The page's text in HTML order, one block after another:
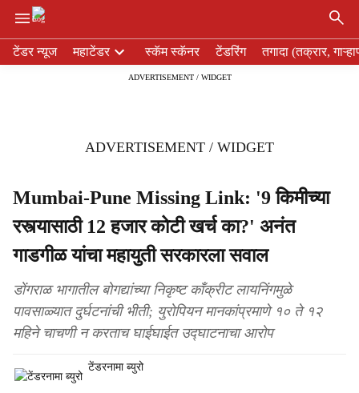
e
टेंडर न्यूज महाटेंडर स्कॅम स्कॅनर टेंडरिंग तगादा (तक्रार,
ADVERTISEMENT / WIDGET
ADVERTISEMENT / WIDGET
Mumbai-Pune Missing Link: '9 किमीच्या
रस्त्यासाठी 12 हजार कोटी खर्च का?' अनंत
गाडगीळ यांचा महायुती सरकारला सवाल
डोंगराळ भागातील बोगद्यांच्या निकृष्ट काँक्रीट लायनिंगमुळे
पावसाळ्यात दुर्घटनांची भीती; युरोपियन मानकांप्रमाणे १० ते १२
महिने चाचणी न करताच घाईघाईत उद्घाटनाचा आरोप
टेंडरनामा ब्युरो